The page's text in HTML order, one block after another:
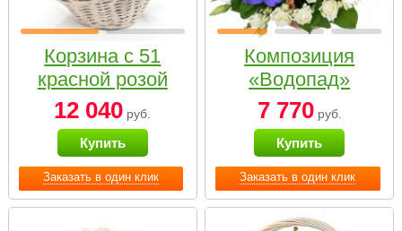
Заказать в один клик
Корзина с 51
красной розой
12 040 руб.
Купить
Заказать в один клик
Композиция
«Водопад»
7 770руб.
Купить